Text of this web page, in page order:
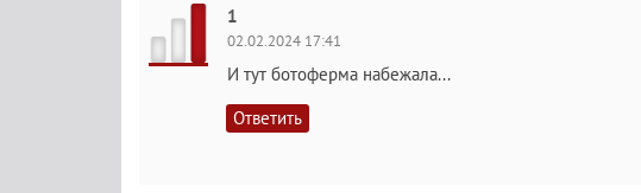
1
02.02.2024 17:41
И тут ботоферма набежала...
Ответить